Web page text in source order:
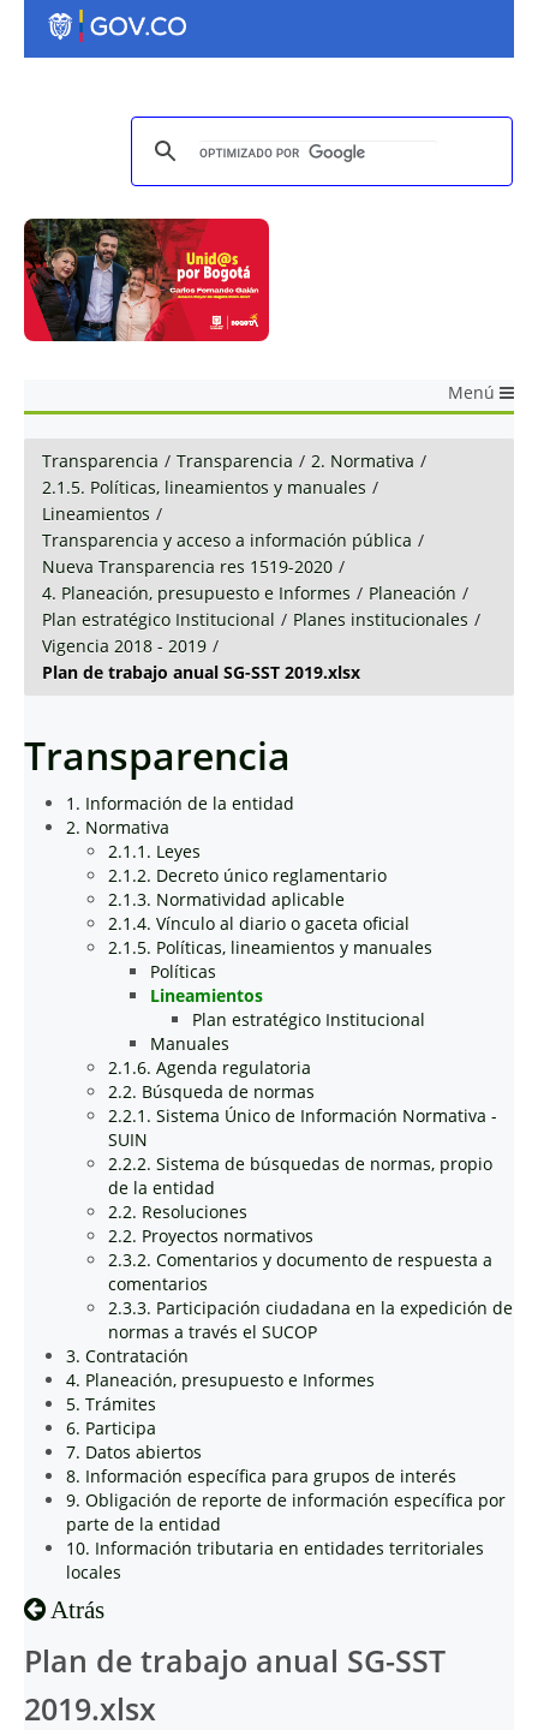
Menú
Transparencia / Transparencia / 2. Normativa /
2.1.5. Políticas, lineamientos y manuales /
Lineamientos /
Transparencia y acceso a información pública /
Nueva Transparencia res 1519-2020 /
4. Planeación, presupuesto e Informes / Planeación /
Plan estratégico Institucional / Planes institucionales /
Vigencia 2018 - 2019 /
Plan de trabajo anual SG-SST 2019.xlsx
Transparencia
1. Información de la entidad
2. Normativa
2.1.1. Leyes
2.1.2. Decreto único reglamentario
2.1.3. Normatividad aplicable
2.1.4. Vínculo al diario o gaceta oficial
2.1.5. Políticas, lineamientos y manuales
Políticas
Lineamientos
Plan estratégico Institucional
Manuales
2.1.6. Agenda regulatoria
2.2. Búsqueda de normas
2.2.1. Sistema Único de Información Normativa -
SUIN
2.2.2. Sistema de búsquedas de normas, propio
de la entidad
2.2. Resoluciones
2.2. Proyectos normativos
2.3.2. Comentarios y documento de respuesta a
comentarios
2.3.3. Participación ciudadana en la expedición de
normas a través el SUCOP
3. Contratación
4. Planeación, presupuesto e Informes
5. Trámites
6. Participa
7. Datos abiertos
8. Información específica para grupos de interés
9. Obligación de reporte de información específica por
parte de la entidad
10. Información tributaria en entidades territoriales
locales
Atrás
Plan de trabajo anual SG-SST
2019.xlsx